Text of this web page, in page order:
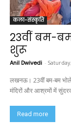
कला-संस्कृति
23वीं बम-बम
शुरू
Anil Dwivedi -
लखनऊ। 23वीं बम-बम भोले
मंदिरों और आश्रमों में
Read more